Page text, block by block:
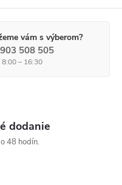
vám s výberom?
508 505
8:00 – 16:30
dodanie
48 hodín.